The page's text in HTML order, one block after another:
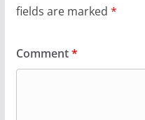
fields are marked *
Comment*